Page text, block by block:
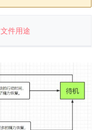
文件用途